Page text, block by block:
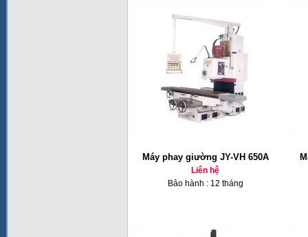
Máy phay giường JY-VH 650A
Liên hệ
Bảo hành : 12 tháng